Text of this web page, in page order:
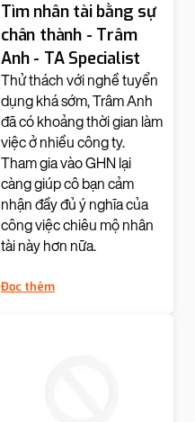
Tìm nhân tài bằng sự
chân thành - Trâm
Anh - TA Specialist
Thử thách với nghề tuyển
dụng khá sớm, Trâm Anh
đã có khoảng thời gian làm
việc ở nhiều công ty.
Tham gia vào GHN lại
càng giúp cô bạn cảm
nhận đầy đủ ý nghĩa của
công việc chiêu mộ nhân
tài này hơn nữa.
Đọc thêm